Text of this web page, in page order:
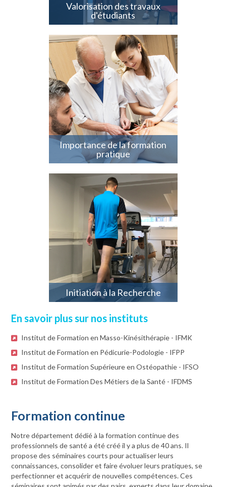
Valorisation des travaux
d'étudiants
Importance de la formation
pratique
Travaux Pratiques / Travaux
Dirigés
Clinique interne
Stages hospitaliers / Centres
de rééducation / Cliniques...
Stages externes en
associations, entreprises...
Initiation à la Recherche
Laboratoire - Simulation -
Développement de l'esprit
critique
En savoir plus sur nos instituts
Institut de Formation en Masso-Kinésithérapie - IFMK
Institut de Formation en Pédicurie-Podologie - IFPP
Institut de Formation Supérieure en Ostéopathie - IFSO
Institut de Formation Des Métiers de la Santé - IFDMS
Formation continue
Notre département dédié à la formation continue des
professionnels de santé a été créé il y a plus de 40 ans. Il
propose des séminaires courts pour actualiser leurs
connaissances, consolider et faire évoluer leurs pratiques, se
perfectionner et acquérir de nouvelles compétences. Ces